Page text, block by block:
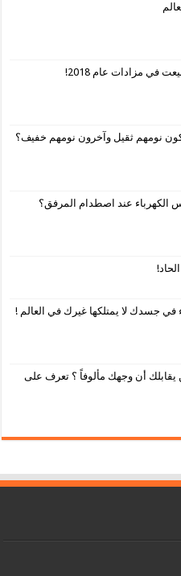
في مزادات عام 2018!
نومهم ثقيل وآخرون نومهم خفيف؟
الكهرباء عند اصطدام المرفق؟
في جسدك لا يمتلكها غيرك في العالم !
أن وجهك مألوفاً ؟ تعرف على